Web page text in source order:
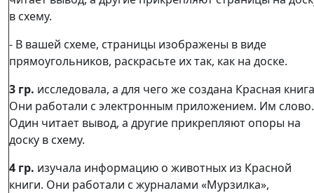
в схему.
- В вашей схеме, страницы изображены в виде
прямоугольников, раскрасьте их так, как на доске.
3 гр. исследовала, а для чего же создана Красная
Они работали с электронным приложением. Им слово.
Один читает вывод, а другие прикрепляют опоры на
доску в схему.
4 гр. изучала информацию о животных из Красной
книги. Они работали с журналами «Мурзилка»,